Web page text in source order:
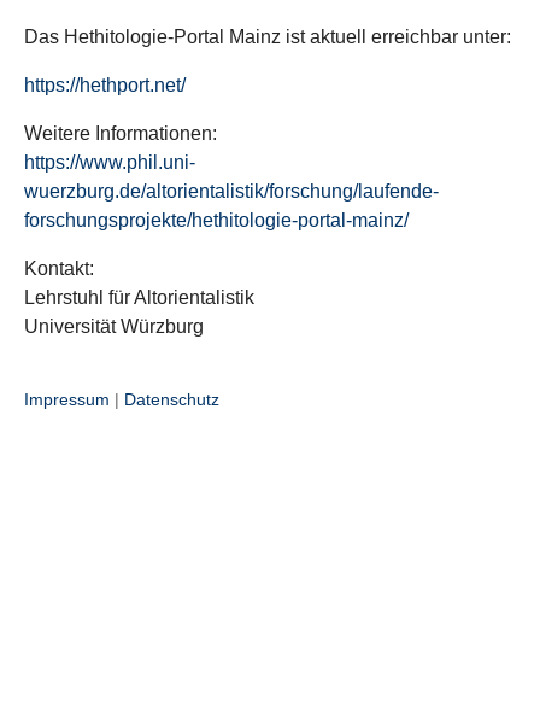
Das Hethitologie-Portal Mainz ist aktuell erreichbar unter:
https://hethport.net/
Weitere Informationen:
https://www.phil.uni-
wuerzburg.de/altorientalistik/forschung/laufende-
forschungsprojekte/hethitologie-portal-mainz/
Kontakt:
Lehrstuhl für Altorientalistik
Universität Würzburg
Impressum | Datenschutz